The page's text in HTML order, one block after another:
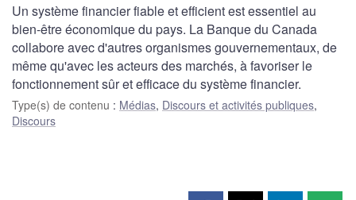
Un système financier fiable et efficient est essentiel au
bien-être économique du pays. La Banque du Canada
collabore avec d'autres organismes gouvernementaux, de
même qu'avec les acteurs des marchés, à favoriser le
fonctionnement sûr et efficace du système financier.
Type(s) de contenu : Médias, Discours et activités publiques,
Discours